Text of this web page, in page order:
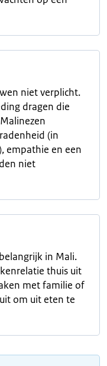
niet verplicht.
dragen die
(in
empathie en een
niet
in Mali.
thuis uit
met familie of
om uit eten te